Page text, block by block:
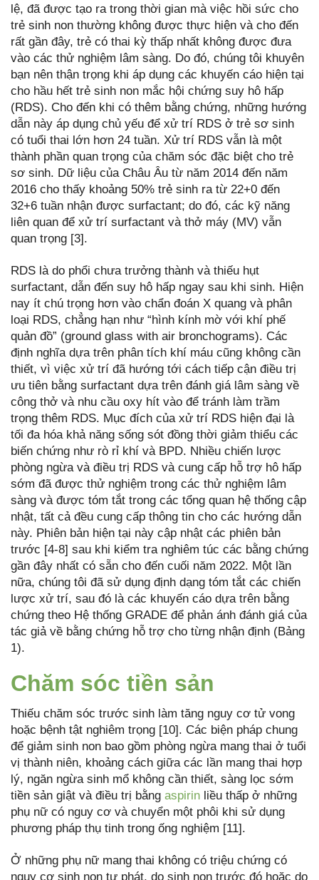
lệ, đã được tạo ra trong thời gian mà việc hồi sức cho
trẻ sinh non thường không được thực hiện và cho đến
rất gần đây, trẻ có thai kỳ thấp nhất không được đưa
vào các thử nghiệm lâm sàng. Do đó, chúng tôi khuyên
bạn nên thận trọng khi áp dụng các khuyến cáo hiện tại
cho hầu hết trẻ sinh non mắc hội chứng suy hô hấp
(RDS). Cho đến khi có thêm bằng chứng, những hướng
dẫn này áp dụng chủ yếu để xử trí RDS ở trẻ sơ sinh
có tuổi thai lớn hơn 24 tuần. Xử trí RDS vẫn là một
thành phần quan trọng của chăm sóc đặc biệt cho trẻ
sơ sinh. Dữ liệu của Châu Âu từ năm 2014 đến năm
2016 cho thấy khoảng 50% trẻ sinh ra từ 22+0 đến
32+6 tuần nhận được surfactant; do đó, các kỹ năng
liên quan để xử trí surfactant và thở máy (MV) vẫn
quan trọng [3].
RDS là do phổi chưa trưởng thành và thiếu hụt
surfactant, dẫn đến suy hô hấp ngay sau khi sinh. Hiện
nay ít chú trọng hơn vào chẩn đoán X quang và phân
loại RDS, chẳng hạn như “hình kính mờ với khí phế
quản đồ” (ground glass with air bronchograms). Các
định nghĩa dựa trên phân tích khí máu cũng không cần
thiết, vì việc xử trí đã hướng tới cách tiếp cận điều trị
ưu tiên bằng surfactant dựa trên đánh giá lâm sàng về
công thở và nhu cầu oxy hít vào để tránh làm trầm
trọng thêm RDS. Mục đích của xử trí RDS hiện đại là
tối đa hóa khả năng sống sót đồng thời giảm thiểu các
biến chứng như rò rỉ khí và BPD. Nhiều chiến lược
phòng ngừa và điều trị RDS và cung cấp hỗ trợ hô hấp
sớm đã được thử nghiệm trong các thử nghiệm lâm
sàng và được tóm tắt trong các tổng quan hệ thống cập
nhật, tất cả đều cung cấp thông tin cho các hướng dẫn
này. Phiên bản hiện tại này cập nhật các phiên bản
trước [4-8] sau khi kiểm tra nghiêm túc các bằng chứng
gần đây nhất có sẵn cho đến cuối năm 2022. Một lần
nữa, chúng tôi đã sử dụng định dạng tóm tắt các chiến
lược xử trí, sau đó là các khuyến cáo dựa trên bằng
chứng theo Hệ thống GRADE để phản ánh đánh giá của
tác giả về bằng chứng hỗ trợ cho từng nhận định (Bảng
1).
Chăm sóc tiền sản
Thiếu chăm sóc trước sinh làm tăng nguy cơ tử vong
hoặc bệnh tật nghiêm trọng [10]. Các biện pháp chung
để giảm sinh non bao gồm phòng ngừa mang thai ở tuổi
vị thành niên, khoảng cách giữa các lần mang thai hợp
lý, ngăn ngừa sinh mổ không cần thiết, sàng lọc sớm
tiền sản giật và điều trị bằng aspirin liều thấp ở những
phụ nữ có nguy cơ và chuyển một phôi khi sử dụng
phương pháp thụ tinh trong ống nghiệm [11].
Ở những phụ nữ mang thai không có triệu chứng có
nguy cơ sinh non tự phát, do sinh non trước đó hoặc do